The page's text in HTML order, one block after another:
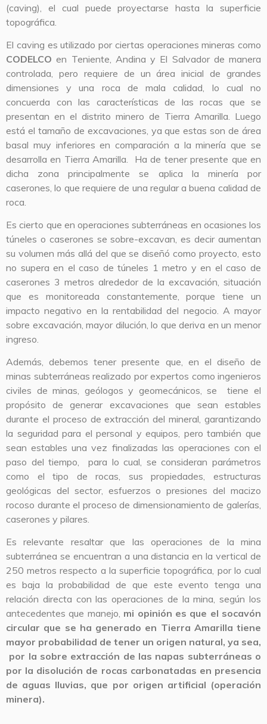
(caving), el cual puede proyectarse hasta la superficie
topográfica.
El caving es utilizado por ciertas operaciones mineras como
CODELCO en Teniente, Andina y El Salvador de manera
controlada, pero requiere de un área inicial de grandes
dimensiones y una roca de mala calidad, lo cual no
concuerda con las características de las rocas que se
presentan en el distrito minero de Tierra Amarilla. Luego
está el tamaño de excavaciones, ya que estas son de área
basal muy inferiores en comparación a la minería que se
desarrolla en Tierra Amarilla. Ha de tener presente que en
dicha zona principalmente se aplica la minería por
caserones, lo que requiere de una regular a buena calidad de
roca.
Es cierto que en operaciones subterráneas en ocasiones los
túneles o caserones se sobre-excavan, es decir aumentan
su volumen más allá del que se diseñó como proyecto, esto
no supera en el caso de túneles 1 metro y en el caso de
caserones 3 metros alrededor de la excavación, situación
que es monitoreada constantemente, porque tiene un
impacto negativo en la rentabilidad del negocio. A mayor
sobre excavación, mayor dilución, lo que deriva en un menor
ingreso.
Además, debemos tener presente que, en el diseño de
minas subterráneas realizado por expertos como ingenieros
civiles de minas, geólogos y geomecánicos, se tiene el
propósito de generar excavaciones que sean estables
durante el proceso de extracción del mineral, garantizando
la seguridad para el personal y equipos, pero también que
sean estables una vez finalizadas las operaciones con el
paso del tiempo, para lo cual, se consideran parámetros
como el tipo de rocas, sus propiedades, estructuras
geológicas del sector, esfuerzos o presiones del macizo
rocoso durante el proceso de dimensionamiento de galerías,
caserones y pilares.
Es relevante resaltar que las operaciones de la mina
subterránea se encuentran a una distancia en la vertical de
250 metros respecto a la superficie topográfica, por lo cual
es baja la probabilidad de que este evento tenga una
relación directa con las operaciones de la mina, según los
antecedentes que manejo, mi opinión es que el socavón
circular que se ha generado en Tierra Amarilla tiene
mayor probabilidad de tener un origen natural, ya sea,
por la sobre extracción de las napas subterráneas o
por la disolución de rocas carbonatadas en presencia
de aguas lluvias, que por origen artificial (operación
minera).